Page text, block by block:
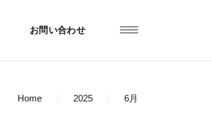
お問い合わせ
Home 2025 6月